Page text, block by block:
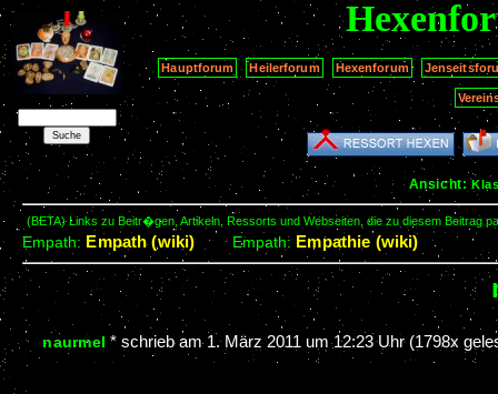
Hauptforum Heilerforum Hexenforum
Ansicht:
(BETA) Links zu Beitr�gen, Artikeln, Ressorts und Webseiten, die zu diesem Beitrag
Empath: Empath (wiki) Empath: Empathie (wiki)
naurmel *schrieb am 1. März 2011 um 12:23 Uhr(1798x